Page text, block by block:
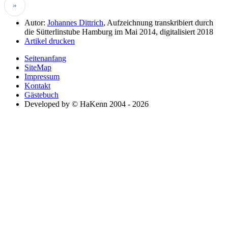
»
Autor: Johannes Dittrich, Aufzeichnung transkribiert durch
die Sütterlinstube Hamburg im Mai 2014, digitalisiert 2018
Artikel drucken
Seitenanfang
SiteMap
Impressum
Kontakt
Gästebuch
Developed by © HaKenn 2004 - 2026